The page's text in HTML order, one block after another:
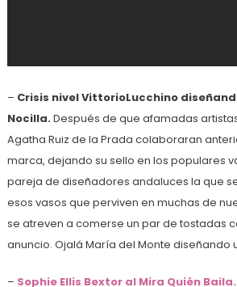
– Crisis nivel VittorioLucchino
Nocilla.Después de que afamadas
Agatha Ruiz de la Prada colaboraran
marca, dejando su sello en los populares
pareja de diseñadores andaluces la que
esos vasos que perviven en muchas de
se atreven a comerse un par de tostadas
anuncio. Ojalá María del Monte diseñando
– Sophie Ellis Bextor al Mira Quién Baila.